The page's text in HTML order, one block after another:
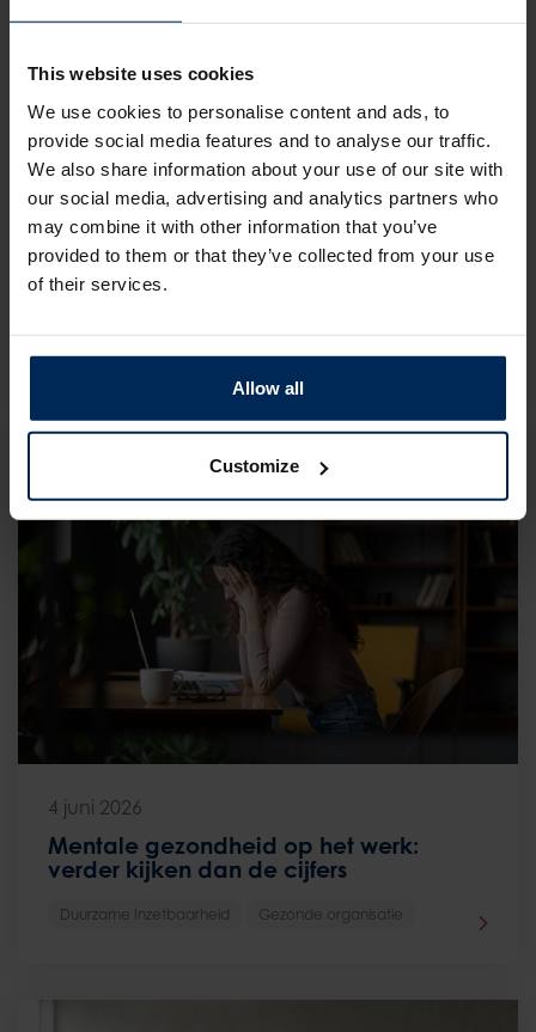
This website uses cookies
We use cookies to personalise content and ads, to
provide social media features and to analyse our traffic.
We also share information about your use of our site with
our social media, advertising and analytics partners who
may combine it with other information that you’ve
provided to them or that they’ve collected from your use
of their services.
Allow all
Customize
27 juli 2026
4 juni 2026
Mentale gezondheid op het werk:
verder kijken dan de cijfers
Duurzame Inzetbaarheid Gezonde organisatie